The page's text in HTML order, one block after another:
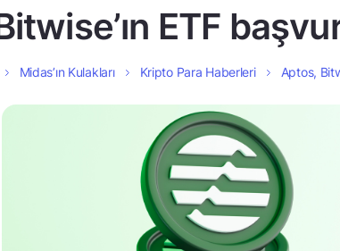
ETF
Midas’ın Kulakları Kripto Para Haberleri Aptos,